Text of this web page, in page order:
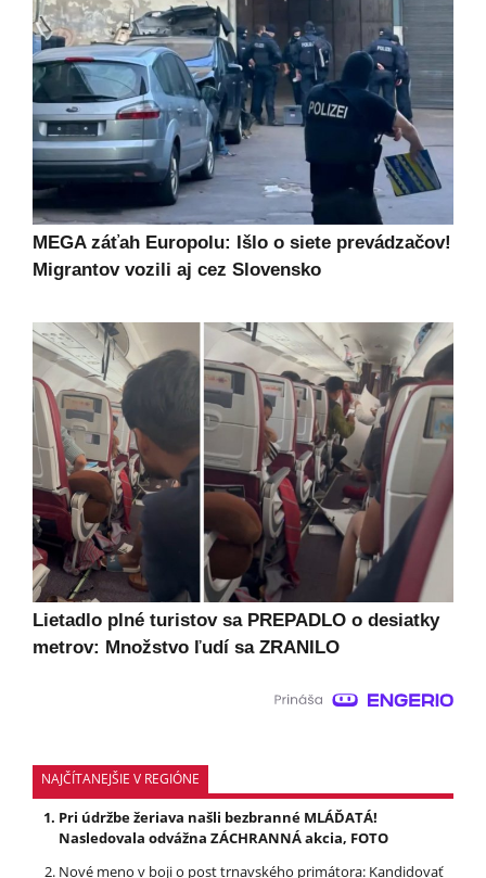
MEGA záťah Europolu: Išlo o siete prevádzačov!
Migrantov vozili aj cez Slovensko
Lietadlo plné turistov sa PREPADLO o desiatky
metrov: Množstvo ľudí sa ZRANILO
NAJČÍTANEJŠIE V REGIÓNE
Pri údržbe žeriava našli bezbranné MLÁĎATÁ!
Nasledovala odvážna ZÁCHRANNÁ akcia, FOTO
Nové meno v boji o post trnavského primátora: Kandidovať